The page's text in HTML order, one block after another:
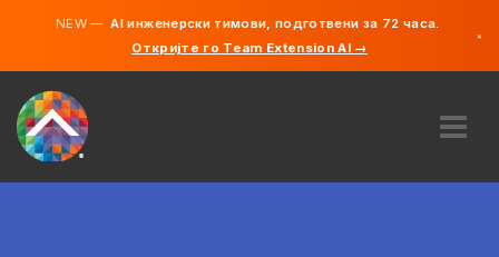
NEW —AI инженерски тимови, подготвени за 72 часа.
Откријте го Team Extension AI →
×